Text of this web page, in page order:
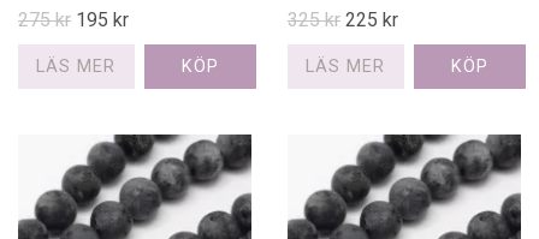
275 kr 195 kr
LÄS MER
325 kr 225 kr
LÄS MER